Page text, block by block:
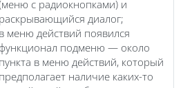
с радиокнопками) и
раскрывающийся диалог;
в меню действий появился
функционал подменю — около
пункта в меню действий, который
предполагает наличие каких-то